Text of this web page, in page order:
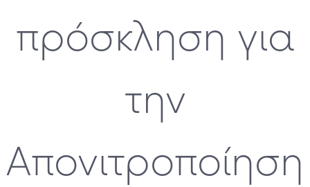
πρόσκληση για
την
Απονιτροποίηση